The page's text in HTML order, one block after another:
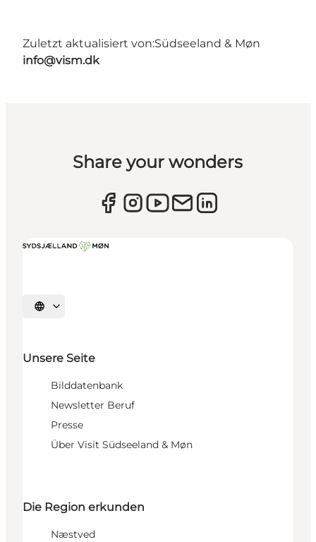
Zuletzt aktualisiert von:Südseeland & Møn
info@vism.dk
Share your wonders
Sprache auswählen
Unsere Seite
Bilddatenbank
Newsletter Beruf
Presse
Über Visit Südseeland & Møn
Die Region erkunden
Næstved